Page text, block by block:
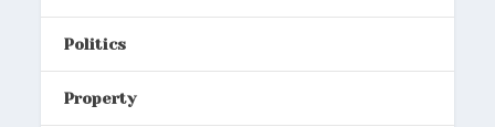
Politics
Property